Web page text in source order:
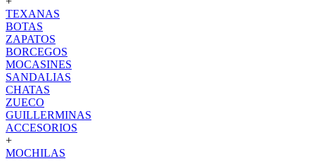
TEXANAS
BOTAS
ZAPATOS
BORCEGOS
MOCASINES
SANDALIAS
CHATAS
ZUECO
GUILLERMINAS
ACCESORIOS
+
MOCHILAS